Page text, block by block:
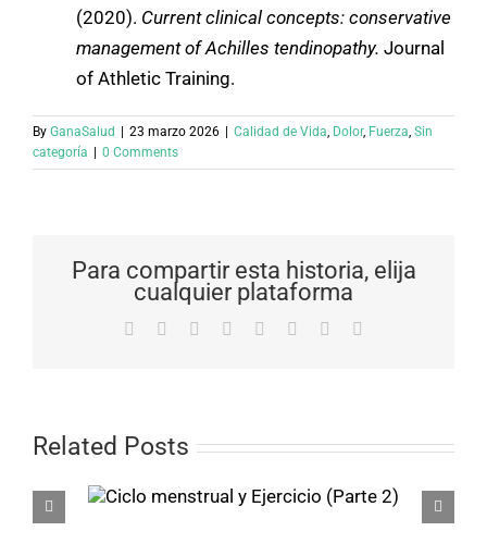
(2020). Current clinical concepts: conservative
management of Achilles tendinopathy. Journal
of Athletic Training.
By GanaSalud 23 marzo 2026 Calidad de Vida, Dolor, Fuerza, Sin
categoría
0 Comments
Para compartir esta historia, elija
cualquier plataforma
Facebook Reddit LinkedIn
TumblrPinterest
Related Posts
Ciclo menstrual
Ejercicio (Parte